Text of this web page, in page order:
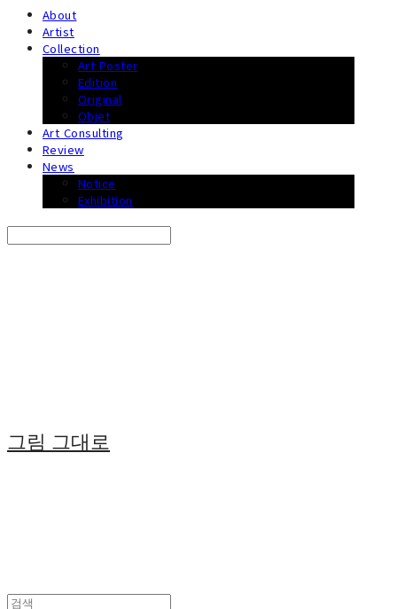
About
Artist
Collection
Art Poster
Edition
Original
Objet
Art Consulting
Review
News
Notice
Exhibition
그림 그대로